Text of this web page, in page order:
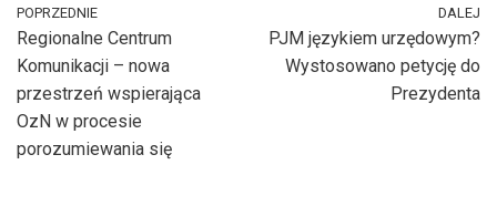
POPRZEDNIE
Regionalne Centrum
Komunikacji – nowa
przestrzeń wspierająca
OzN w procesie
porozumiewania się
DALEJ
PJM językiem urzędowym?
Wystosowano petycję do
Prezydenta